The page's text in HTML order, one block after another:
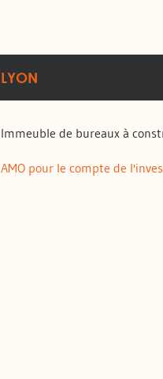
LYON
Immeuble de bureaux à
AMO pour le compte de